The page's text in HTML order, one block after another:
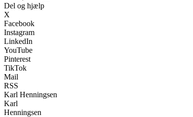
Del og hjælp
X
Facebook
Instagram
LinkedIn
YouTube
Pinterest
TikTok
Mail
RSS
Karl Henningsen
Karl
Henningsen